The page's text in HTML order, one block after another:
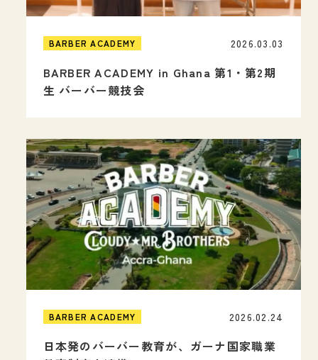
BARBER ACADEMY
BARBER ACADEMY in Ghana 第1・第2期
生 バーバー競技会
2026.03.03
BARBER ACADEMY
日本発のバーバー教育が、ガーナ国家職業
2026.02.24